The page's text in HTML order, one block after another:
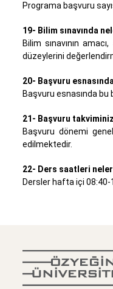
Programa başvuru
19- Bilim sınavında
Bilim sınavının
düzeylerini
20- Başvuru
Başvuru esnasında bu
21- Başvuru
Başvuru dönemi
edilmektedir.
22- Ders saatleri
Dersler hafta içi 08:40-